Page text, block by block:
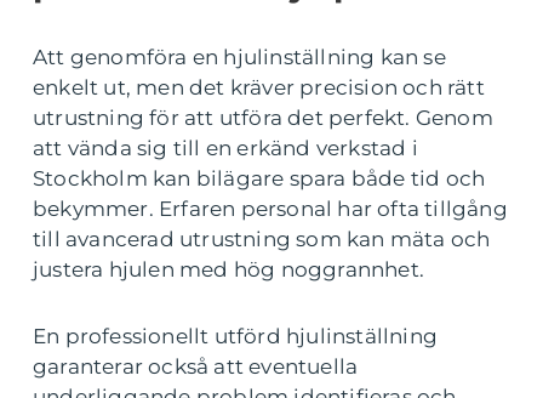
Att genomföra en hjulinställning kan se
enkelt ut, men det kräver precision och rätt
utrustning för att utföra det perfekt. Genom
att vända sig till en erkänd verkstad i
Stockholm kan bilägare spara både tid och
bekymmer. Erfaren personal har ofta tillgång
till avancerad utrustning som kan mäta och
justera hjulen med hög noggrannhet.
En professionellt utförd hjulinställning
garanterar också att eventuella